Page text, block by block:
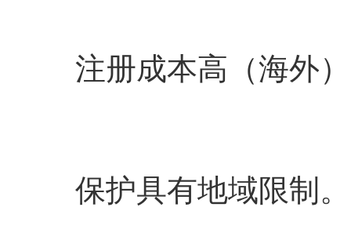
注册成本高（海外
保护具有地域限制。